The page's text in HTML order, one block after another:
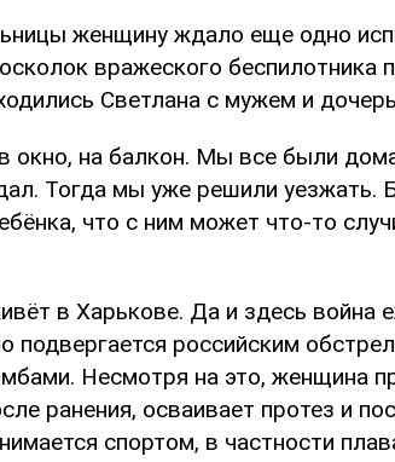
женщину ждало еще одно
вражеского беспилотника
Светлана с мужем и
окно, на балкон. Мы все были
Тогда мы уже решили уезжать.
что с ним может что-то
в Харькове. Да и здесь война
подвергается российским
Несмотря на это, женщина
ранения, осваивает протез и
спортом, в частности